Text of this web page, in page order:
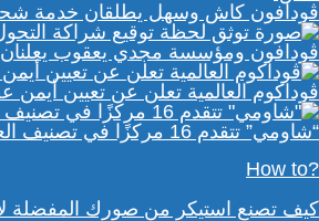
ڤودافون كاش وسهل يطلقان خدمة شحن
ڤودافون ومؤسسة مجدي يعقوب يعلنان
ڤوداكوم العالمية تعلن عن تعيين أيمن
“شاومي” تتقدم 16 مركزًا في تصنيف العلامات التجارية الأكثر تأثيرًا في إفريقيا لعام 2025
?How to
كيف تصنع استيكر من صورك المفضلة